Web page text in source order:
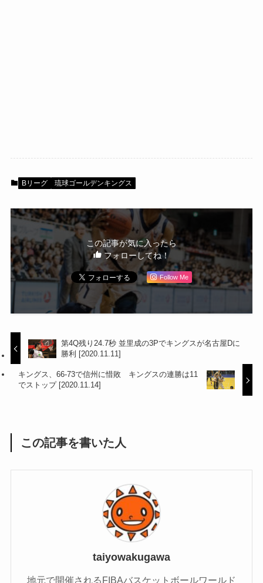
Bリーグ 琉球ゴールデンキングス
この記事が気に入ったら
フォローしてね！
Follow Me
第4Q残り24.7秒 並里成の3Pでキングスが名古屋Dに
勝利 [2020.11.11]
キングス、66-73で信州に惜敗 キングスの連勝は11
でストップ [2020.11.14]
この記事を書いた人
taiyowakugawa
地元で開催されるFIBAバスケットボールワールド